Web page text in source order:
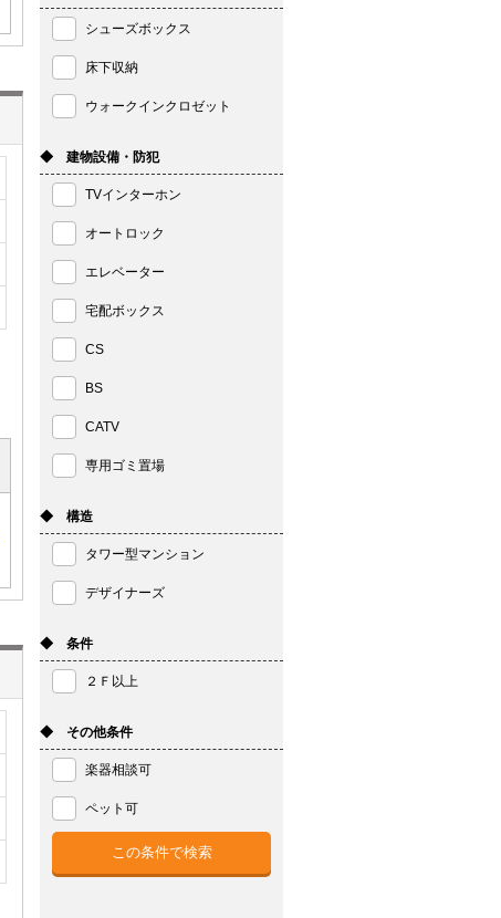
シューズボックス
床下収納
ウォークインクロゼット
◆ 建物設備・防犯
TVインターホン
オートロック
エレベーター
宅配ボックス
CS
BS
CATV
専用ゴミ置場
◆ 構造
タワー型マンション
デザイナーズ
◆ 条件
２Ｆ以上
◆ その他条件
楽器相談可
ペット可